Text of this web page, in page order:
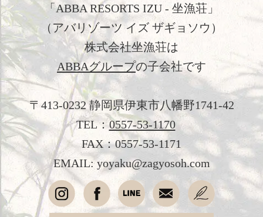
「ABBA RESORTS IZU - 坐漁荘」
（アバリゾーツ イズ ザギョソウ）
株式会社坐漁荘は
ABBAグループの子会社です
〒413-0232 静岡県伊東市八幡野1741-42
TEL：0557-53-1170
FAX：0557-53-1171
EMAIL: yoyaku@zagyosoh.com